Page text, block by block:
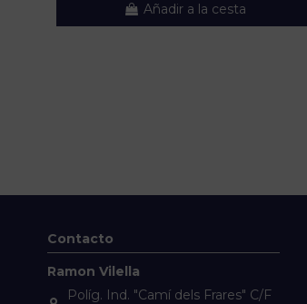
Añadir a la cesta
Contacto
Ramon Vilella
Políg. Ind. "Camí dels Frares" C/F